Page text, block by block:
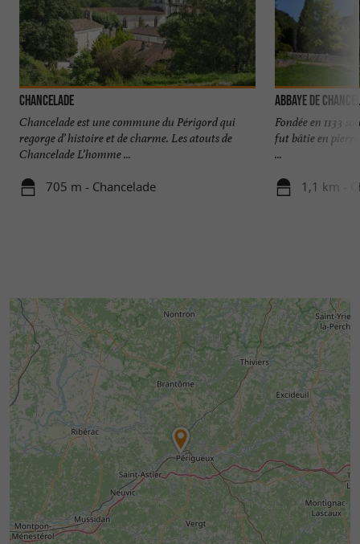
Chancelade
Chancelade est une commune du Périgord qui
regorge d’ histoire et de charme. Les atouts de
Chancelade L’homme ...
705 m - Chancelade
Abbaye de
Fondée en 1133
fut bâtie en
...
1,1 km -